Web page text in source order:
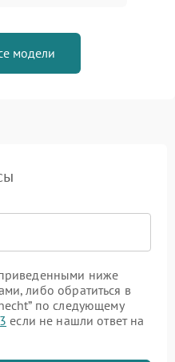
модели
ниже
либо обратиться в
по следующему
если не нашли ответ на